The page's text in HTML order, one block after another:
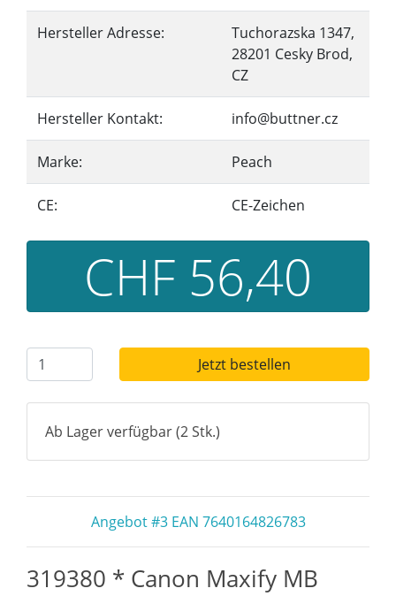
Hersteller Adresse:
Tuchorazska 1347,
28201 Cesky Brod,
CZ
Hersteller Kontakt: info@buttner.cz
Marke: Peach
CE: CE-Zeichen
CHF 56,40
Jetzt bestellen
Ab Lager verfügbar (2 Stk.)
Angebot #3 EAN 7640164826783
319380 * Canon Maxify MB